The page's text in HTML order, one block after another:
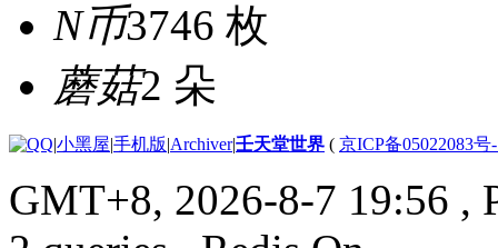
N币3746 枚
蘑菇2 朵
|小黑屋|手机版|Archiver|壬天堂世界 ( 京ICP备05022083号
GMT+8, 2026-8-7 19:56 ,